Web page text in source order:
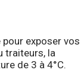
exposer vos
traiteurs, la
de 3 à 4°C.